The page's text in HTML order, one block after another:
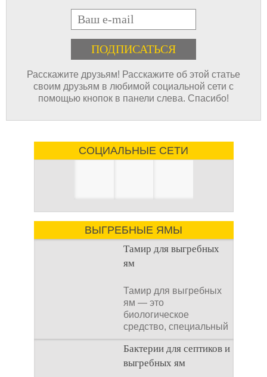
E-mail
Расскажите друзьям! Расскажите об этой статье
своим друзьям в любимой социальной сети с
помощью кнопок в панели слева. Спасибо!
СОЦИАЛЬНЫЕ СЕТИ
ВЫГРЕБНЫЕ ЯМЫ
Тамир для выгребных
ям
Тамир для выгребных
ям — это
биологическое
средство, специальный
концентрат, который
используется
Бактерии для септиков и
выгребных ям